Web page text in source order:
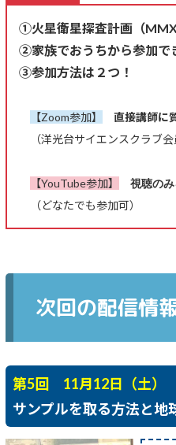
①火星衛星探査計画（
②家族でおうちから参加で
③参加方法は２つ！
【Zoom参加】 直接講師に
（洋光台サイエンスクラブ会
【YouTube参加】 視聴の
（どなたでも参加可）
次回の配信情
第5回 11月12日（土）
サンプルを取る方法と地